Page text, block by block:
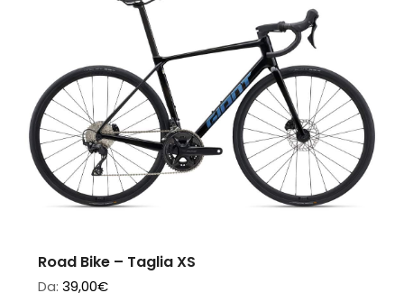
Road Bike – Taglia XS
Da:39,00€